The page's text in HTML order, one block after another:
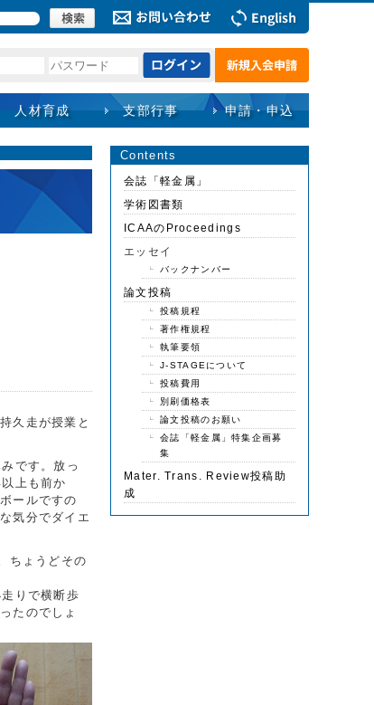
人材育成 支部行事 申請・申込
久走が授業と
です。放っ
上も前か
ールですの
気分でダイエ
ちょうどその
りで横断歩
たのでしょ
Contents
会誌「軽金属」
学術図書類
ICAAのProceedings
エッセイ
バックナンバー
論文投稿
投稿規程
著作権規程
執筆要領
J-STAGEについて
投稿費用
別刷価格表
論文投稿のお願い
会誌「軽金属」特集企画募
集
Mater. Trans. Review投稿助
成